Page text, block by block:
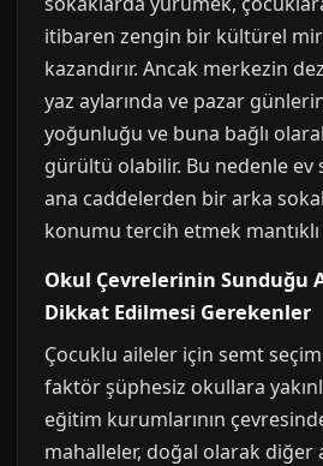
itibaren zengin bir kültürel
kazandırır. Ancak merkezin
yaz aylarında ve pazar
yoğunluğu ve buna bağlı
gürültü olabilir. Bu nedenle ev
ana caddelerden bir arka
konumu tercih etmek
Okul Çevrelerinin Sunduğu
Dikkat Edilmesi Gerekenler
Çocuklu aileler için semt
faktör şüphesiz okullara
eğitim kurumlarının
mahalleler, doğal olarak diğer